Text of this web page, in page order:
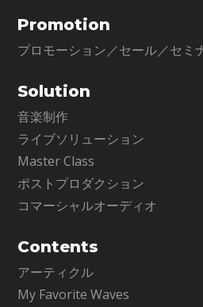
コントローラー
Promotion
プロモーション／セール／セミ
Solution
音楽制作
ライブソリューション
Master Class
ポストプロダクション
コマーシャルオーディオ
Contents
アーティクル
My Favorite Waves